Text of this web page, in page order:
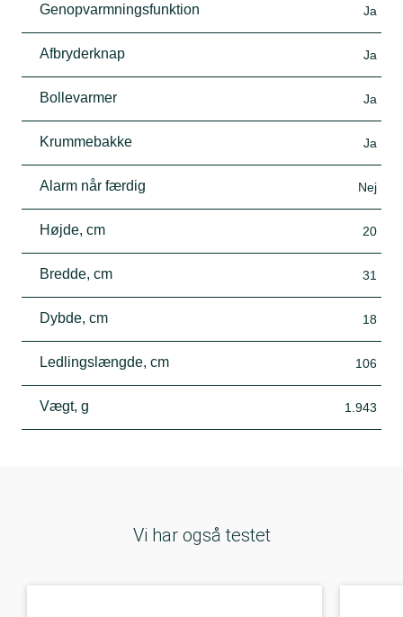
Genopvarmningsfunktion Ja
Afbryderknap Ja
Bollevarmer Ja
Krummebakke Ja
Alarm når færdig Nej
Højde, cm 20
Bredde, cm 31
Dybde, cm 18
Ledlingslængde, cm 106
Vægt, g 1.943
Vi har også testet